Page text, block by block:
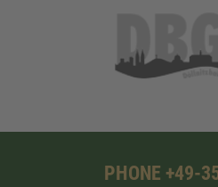
PHONE +49-